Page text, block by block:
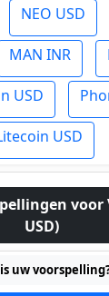
NEO USD
MAN INR
USD
USD
voor
USD)
uw